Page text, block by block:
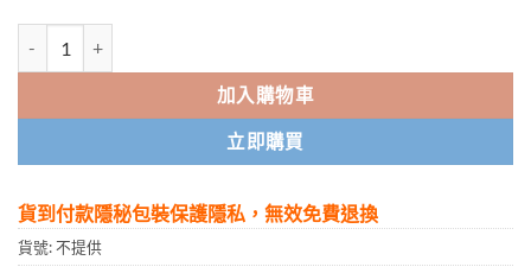
加入購物車
立即購買
貨到付款隱秘包裝保護隱私，無效免費退換
貨號:不提供